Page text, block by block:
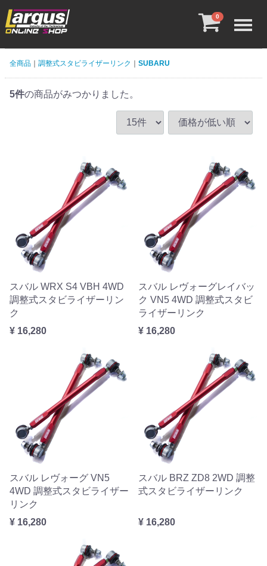
0
全商品 調整式スタビライザーリンク SUBARU
5件の商品がみつかりました。
スバル WRX S4 VBH 4WD
調整式スタビライザーリン
ク
¥ 16,280
スバル レヴォーグレイバッ
ク VN5 4WD 調整式スタビ
ライザーリンク
¥ 16,280
スバル レヴォーグ VN5
4WD 調整式スタビライザー
リンク
¥ 16,280
スバル BRZ ZD8 2WD 調整
式スタビライザーリンク
¥ 16,280